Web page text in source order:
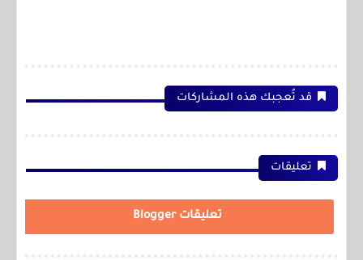
قد تُعجبك هذه المشاركات
تعليقات
تعليقات Blogger